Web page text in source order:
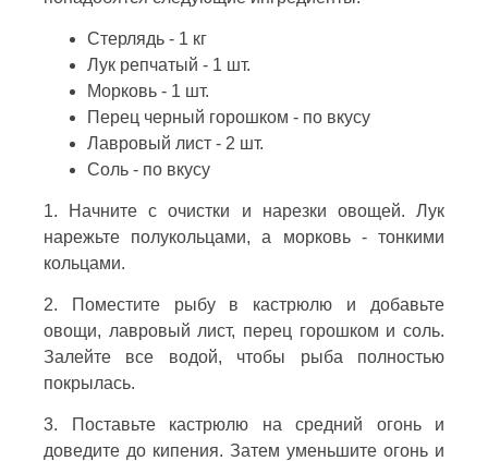
Стерлядь - 1 кг
Лук репчатый - 1 шт.
Морковь - 1 шт.
Перец черный горошком - по вкусу
Лавровый лист - 2 шт.
Соль - по вкусу
1. Начните с очистки и нарезки овощей. Лук
нарежьте полукольцами, а морковь - тонкими
кольцами.
2. Поместите рыбу в кастрюлю и добавьте
овощи, лавровый лист, перец горошком и соль.
Залейте все водой, чтобы рыба полностью
покрылась.
3. Поставьте кастрюлю на средний огонь и
доведите до кипения. Затем уменьшите огонь и